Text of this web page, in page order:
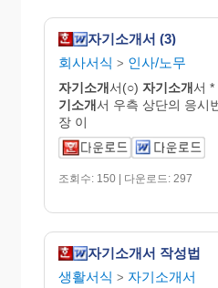
자기소개서 (3)
회사서식 > 인사/노무
자기소개서(○) 자기소개서 *
기소개서 우측 상단의 응시
장 이
조회수: 150 | 다운로드: 297
자기소개서 작성법
생활서식 > 자기소개서